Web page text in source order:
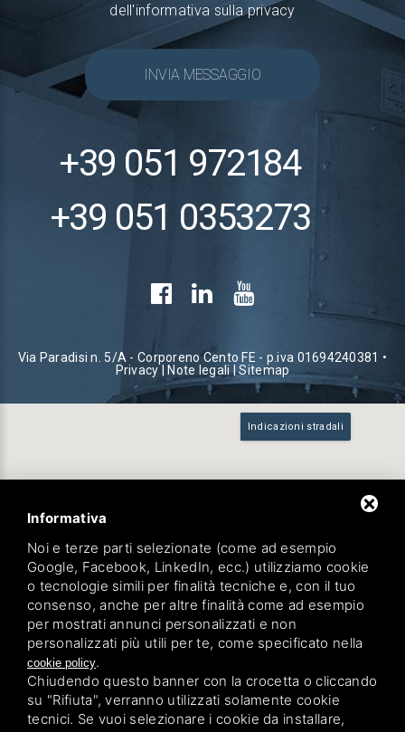
dell'informativa sulla privacy
INVIA MESSAGGIO
+39 051 972184
+39 051 0353273
Via Paradisi n. 5/A - Corporeno Cento FE - p.iva 01694240381 •
Privacy
Note legali |Sitemap
Indicazioni stradali
Informativa
Noi e terze parti selezionate (come ad esempio
Google, Facebook, LinkedIn, ecc.) utilizziamo cookie
o tecnologie simili per finalità tecniche e, con il tuo
consenso, anche per altre finalità come ad esempio
per mostrati annunci personalizzati e non
personalizzati più utili per te, come specificato nella
cookie policy.
Chiudendo questo banner con la crocetta o cliccando
su "Rifiuta", verranno utilizzati solamente cookie
tecnici. Se vuoi selezionare i cookie da installare,